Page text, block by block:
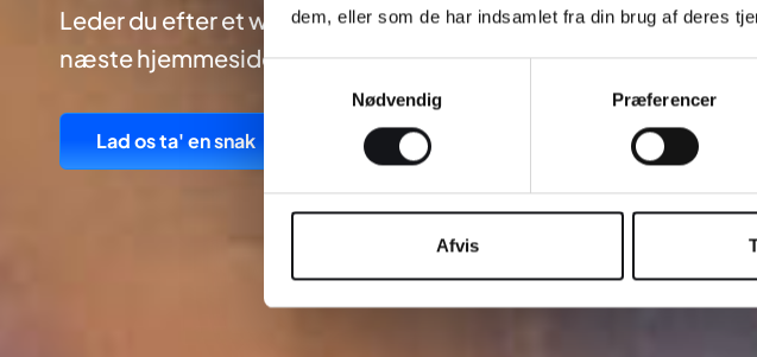
dem, eller som de har indsamlet fra din brug af deres
Samtykkevalg
Nødvendig
Præferencer
Afvis
Leder du efter et webbureau i nærheden af Viborg til at
næste hjemmeside eller webshop? Så kan vi hjælpe.
Lad os ta' en snak